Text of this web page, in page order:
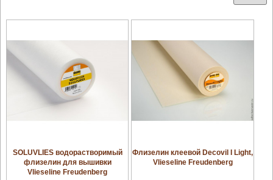
SOLUVLIES водорастворимый
флизелин для вышивки
Vlieseline Freudenberg
Флизелин клеевой Decovil I Light,
Vlieseline Freudenberg